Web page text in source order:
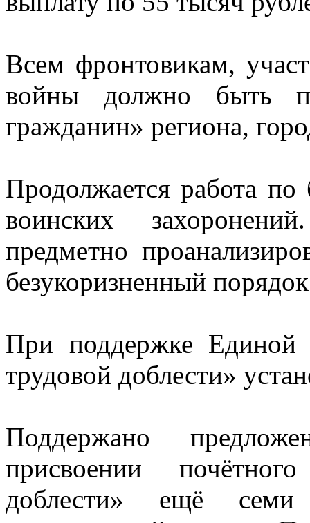
Всем фронтовикам,
войны должно быть
гражданин» региона,
Продолжается работа по
воинских
предметно
безукоризненный
При поддержке
трудовой доблести»
Поддержано
присвоении
доблести» ещё семи